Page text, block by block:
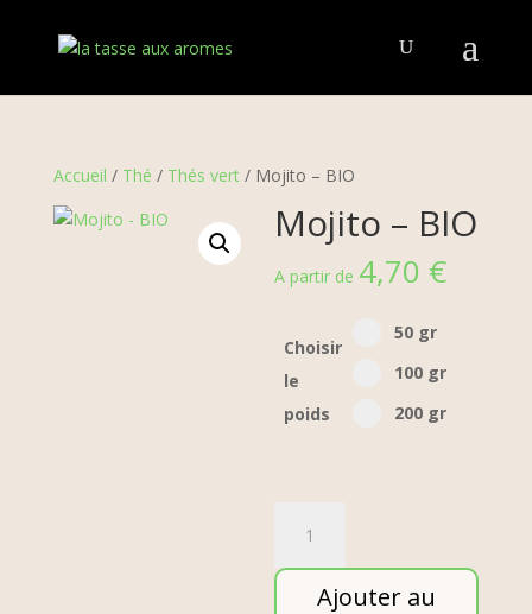
Accueil / Thé / Thés vert/ Mojito – BIO
Mojito – BIO
A partir de 4,70 €
Choisir
le
poids
Select pa_poid-the
50 gr
50 gr option for
100 gr
100 gr option
200 gr
200 gr option
Mojito
Ajouter au